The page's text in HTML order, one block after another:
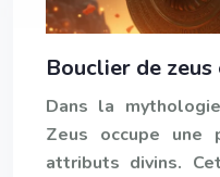
Bouclier de
Dans la
Zeus occupe une
attributs divins.